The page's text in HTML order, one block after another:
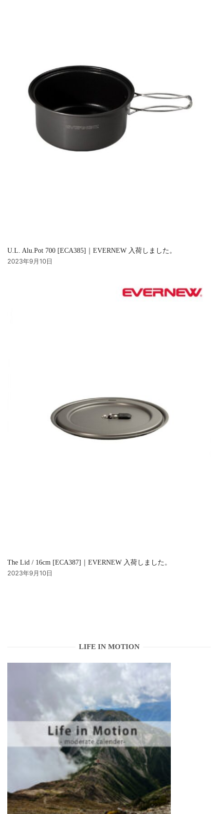
U.L. Alu.Pot 700 [ECA385]｜EVERNEW 入荷しました。
2023年9月10日
The Lid / 16cm [ECA387]｜EVERNEW 入荷しました。
2023年9月10日
LIFE IN MOTION